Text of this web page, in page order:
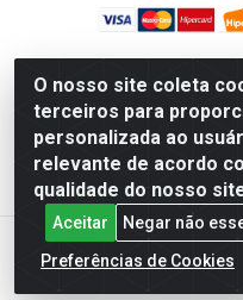
O nosso site coleta
terceiros para
personalizada ao
relevante de acordo
qualidade do nosso
Aceitar
Negar não
Preferências de Cookies
Rede Brasil - Avenida
Américas II Etapa -
CNPJ